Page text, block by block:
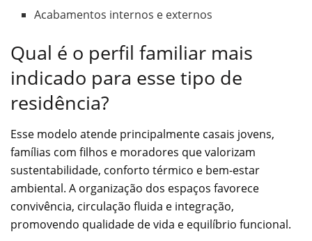
Acabamentos internos e externos
Qual é o perfil familiar mais
indicado para esse tipo de
residência?
Esse modelo atende principalmente casais jovens,
famílias com filhos e moradores que valorizam
sustentabilidade, conforto térmico e bem-estar
ambiental. A organização dos espaços favorece
convivência, circulação fluida e integração,
promovendo qualidade de vida e equilíbrio funcional.